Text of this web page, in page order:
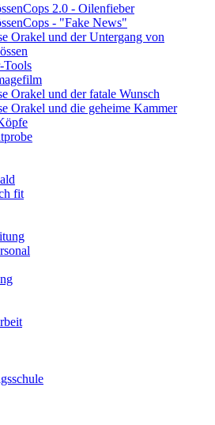
2.0 - Oilenfieber
- "Fake News"
Orakel und der Untergang von
Tools
Orakel und der fatale Wunsch
Orakel und die geheime Kammer
fit